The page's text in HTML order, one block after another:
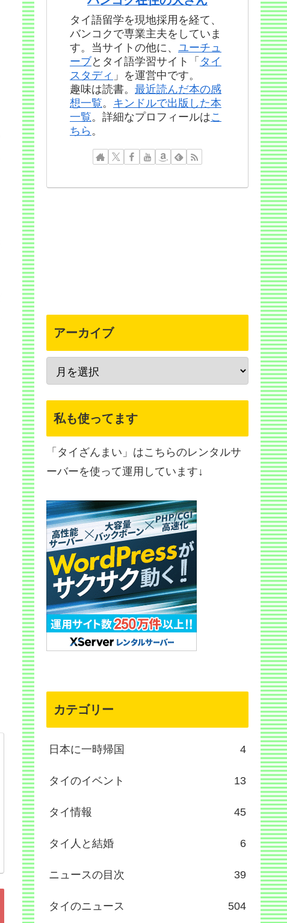
タイ語留学を現地採用を経て、
バンコクで専業主夫をしていま
す。当サイトの他に、 ユーチュ
ーブ とタイ語学習サイト「 タイ
スタディ 」を運営中です。
趣味は読書。 最近読んだ本の感
想一覧。 キンドルで出版した本
一覧。詳細なプロフィールはこ
ちら 。
アーカイブ
私も使ってます
「タイざんまい」はこちらのレンタルサ
ーバーを使って運用しています↓
カテゴリー
日本に一時帰国 4
タイのイベント 13
タイ情報 45
タイ人と結婚 6
ニュースの目次 39
タイのニュース 504